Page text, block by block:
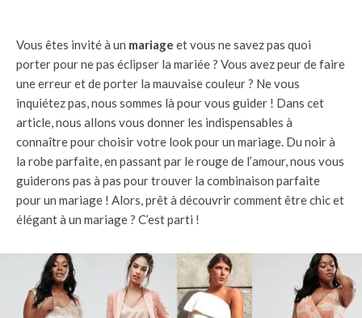
Vous êtes invité à un mariage et vous ne savez pas quoi
porter pour ne pas éclipser la mariée ? Vous avez peur de faire
une erreur et de porter la mauvaise couleur ? Ne vous
inquiétez pas, nous sommes là pour vous guider ! Dans cet
article, nous allons vous donner les indispensables à
connaître pour choisir votre look pour un mariage. Du noir à
la robe parfaite, en passant par le rouge de l’amour, nous vous
guiderons pas à pas pour trouver la combinaison parfaite
pour un mariage ! Alors, prêt à découvrir comment être chic et
élégant à un mariage ? C’est parti !